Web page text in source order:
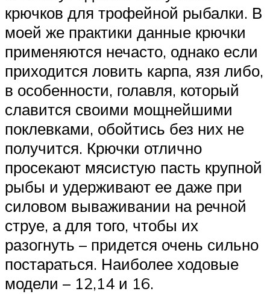
крючков для трофейной рыбалки. В
моей же практики данные крючки
применяются нечасто, однако если
приходится ловить карпа, язя либо,
в особенности, голавля, который
славится своими мощнейшими
поклевками, обойтись без них не
получится. Крючки отлично
просекают мясистую пасть крупной
рыбы и удерживают ее даже при
силовом вываживании на речной
струе, а для того, чтобы их
разогнуть – придется очень сильно
постараться. Наиболее ходовые
модели – 12,14 и 16.